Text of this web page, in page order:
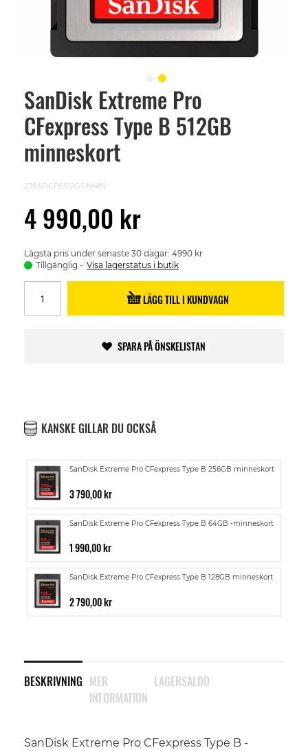
SanDisk Extreme Pro
CFexpress Type B 512GB
minneskort
236SDCFE512GGN4IN
4 990,00 kr
Lägsta pris under senaste 30 dagar: 4990 kr
Tillgänglig
Visa lagerstatus i butik
LÄGG TILL I KUNDVAGN
SPARA PÅ ÖNSKELISTAN
KANSKE GILLAR DU OCKSÅ
SanDisk Extreme Pro CFexpress Type B 256GB minneskort
3 790,00 kr
SanDisk Extreme Pro CFexpress Type B 64GB -minneskort
1 990,00 kr
SanDisk Extreme Pro CFexpress Type B 128GB minneskort
2 790,00 kr
BESKRIVNING
SanDisk Extreme Pro CFexpress Type B -
MER
INFORMATION
LAGERSALDO
Skip
beginning
images